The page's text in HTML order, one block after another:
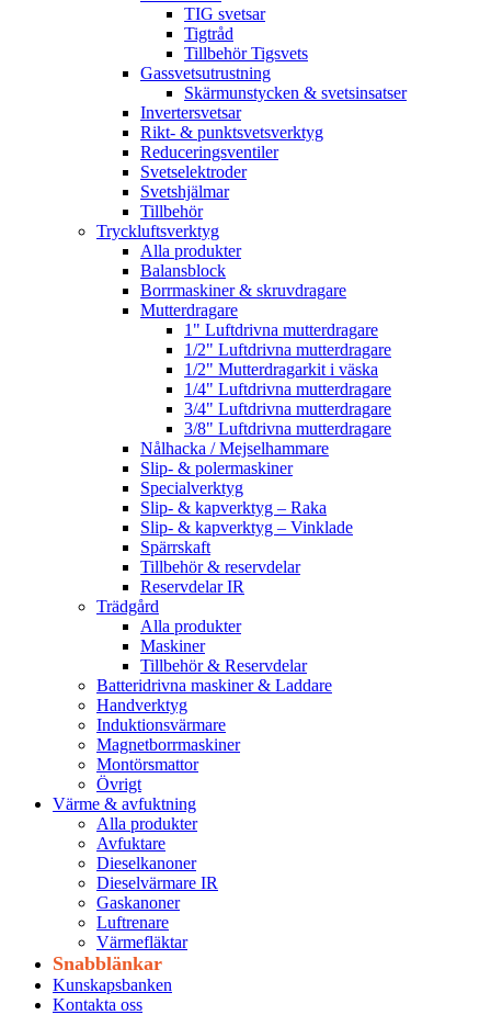
TIG svetsar
Tigtråd
Tillbehör Tigsvets
Gassvetsutrustning
Skärmunstycken & svetsinsatser
Invertersvetsar
Rikt- & punktsvetsverktyg
Reduceringsventiler
Svetselektroder
Svetshjälmar
Tillbehör
Tryckluftsverktyg
Alla produkter
Balansblock
Borrmaskiner & skruvdragare
Mutterdragare
1" Luftdrivna mutterdragare
1/2" Luftdrivna mutterdragare
1/2" Mutterdragarkit i väska
1/4" Luftdrivna mutterdragare
3/4" Luftdrivna mutterdragare
3/8" Luftdrivna mutterdragare
Nålhacka / Mejselhammare
Slip- & polermaskiner
Specialverktyg
Slip- & kapverktyg – Raka
Slip- & kapverktyg – Vinklade
Spärrskaft
Tillbehör & reservdelar
Reservdelar IR
Trädgård
Alla produkter
Maskiner
Tillbehör & Reservdelar
Batteridrivna maskiner & Laddare
Handverktyg
Induktionsvärmare
Magnetborrmaskiner
Montörsmattor
Övrigt
Värme & avfuktning
Alla produkter
Avfuktare
Dieselkanoner
Dieselvärmare IR
Gaskanoner
Luftrenare
Värmefläktar
Snabblänkar
Kunskapsbanken
Kontakta oss